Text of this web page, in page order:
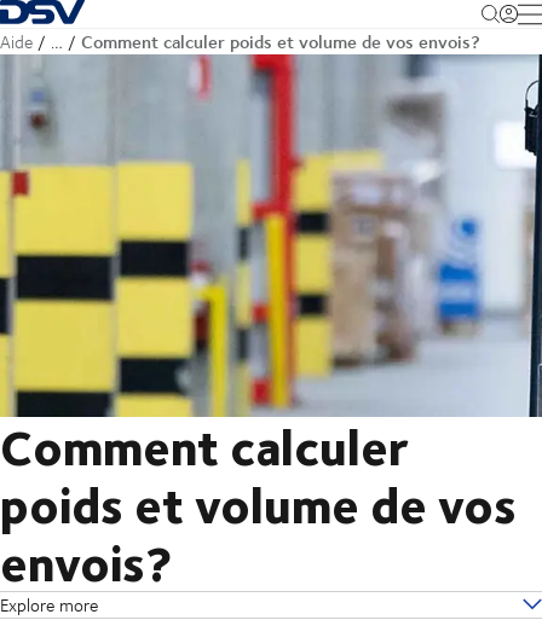
Retour à la page d'accueil
Aide … Comment calculer poids et volume de vos envois?
Comment calculer
poids et volume de vos
envois?
Explore more